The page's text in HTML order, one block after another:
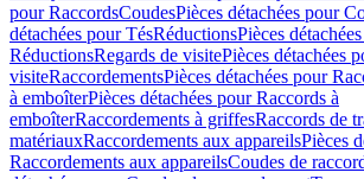
pour RaccordsCoudesPièces détachées pour
détachées pour TésRéductionsPièces
RéductionsRegards de visitePièces détachées
visiteRaccordementsPièces détachées pour
à emboîterPièces détachées pour Raccords à
emboîterRaccordements à griffesRaccords de
matériauxRaccordements aux appareilsPièces
Raccordements aux appareilsCoudes de